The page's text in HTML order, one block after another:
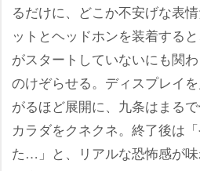
るだけに、どこか不安げな表
ットとヘッドホンを装着する
がスタートしていないにも関
のけぞらせる。ディスプレイ
がるほど展開に、九条はまる
カラダをクネクネ。終了後は
た…」と、リアルな恐怖感が